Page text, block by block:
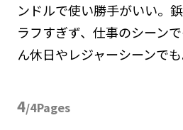
ンドルで使い勝手がいい。
ラフすぎず、仕事のシーン
ん休日やレジャーシーンでも
4/4Pages